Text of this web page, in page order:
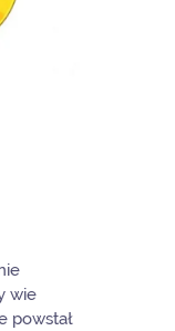
wie
powstał